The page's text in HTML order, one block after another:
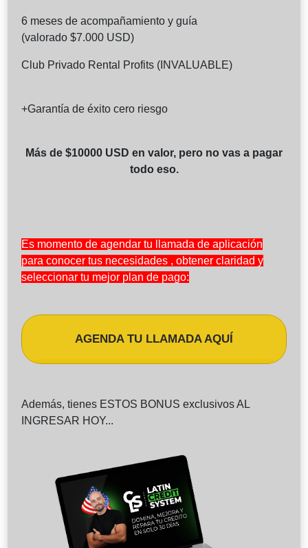
6 meses de acompañamiento y guía
(valorado $7.000 USD)
Club Privado Rental Profits (INVALUABLE)
+Garantía de éxito cero riesgo
Más de $10000 USD en valor, pero no vas a pagar
todo eso.
Es momento de agendar tu llamada de aplicación
para conocer tus necesidades , obtener claridad y
seleccionar tu mejor plan de pago:
AGENDA TU LLAMADA AQUÍ
Además, tienes ESTOS BONUS exclusivos AL
INGRESAR HOY...